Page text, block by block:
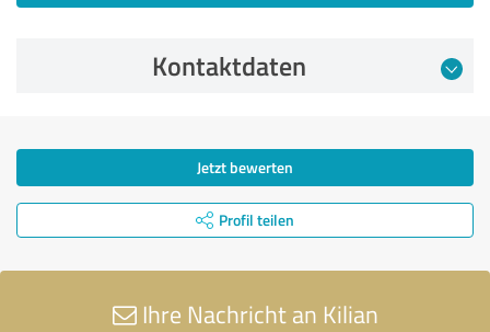
Kontaktdaten
Jetzt bewerten
Profil teilen
Ihre Nachricht an Kilian